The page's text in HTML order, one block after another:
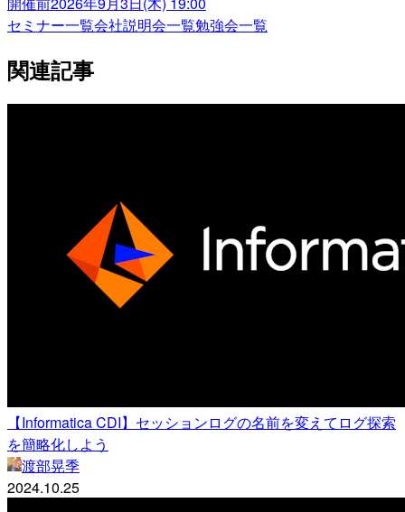
セミナー一覧会社説明会一覧勉強会一覧
関連記事
【Informatica CDI】セッションログの名前を変えてログ探索
を簡略化しよう
渡部晃季
2024.10.25